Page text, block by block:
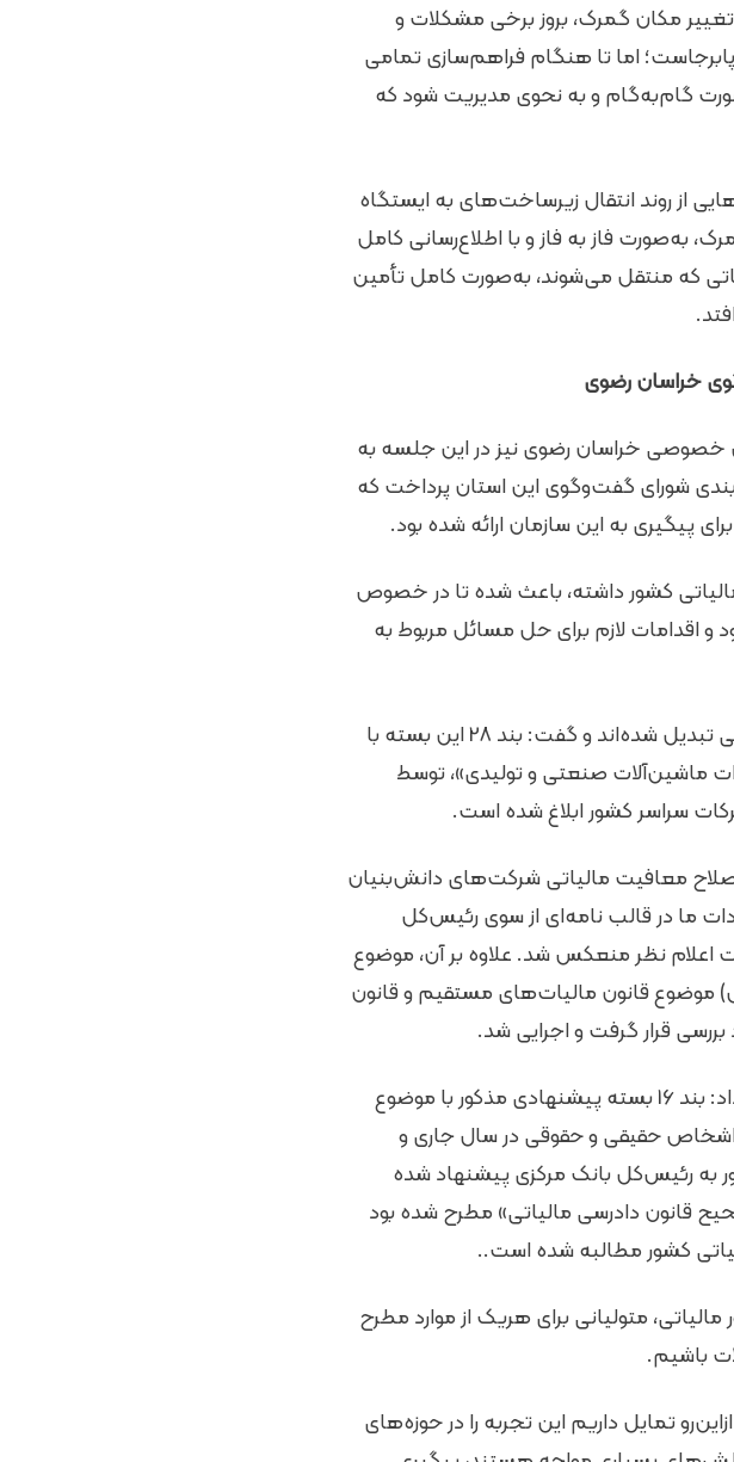
تغییر مکان گمرک، بروز برخی مشکلات و
اما تا هنگام فراهم‌سازی تمامی
گام‌به‌گام و به نحوی مدیریت شود که
از روند انتقال زیرساخت‌های به ایستگاه
به‌صورت فاز به فاز و با اطلاع‌رسانی کامل
که منتقل می‌شوند، به‌صورت کامل تأمین
خصوصی خراسان رضوی نیز در این جلسه به
روند پیگیری و عملیاتی شدن مفاد بسته پیشنهادی 29 بندی شورای گفت‌وگوی این استان پرداخت که
پیگیری به این سازمان ارائه شده بود.
کشور داشته، باعث شده تا در خصوص
شود و اقدامات لازم برای حل مسائل مربوط به
وی در ادامه به بیان مواردی اشاره کرد: از پیشنهاد به دستور اجرایی تبدیل شده‌اند و گفت: بند 28 این بسته با
ماشین‌آلات صنعتی و تولیدی»، توسط
سراسر کشور ابلاغ شده است.
معافیت مالیاتی شرکت‌های دانش‌بنیان
ما در قالب نامه‌ای از سوی رئیس‌کل
اعلام نظر منعکس شد. علاوه بر آن، موضوع
قانون مالیات‌های مستقیم و قانون
قرار گرفت و اجرایی شد.
رئیس دبیرخانه شورای گفت‌وگوی استان خراسان رضوی، ادامه داد: بند 16 بسته پیشنهادی مذکور با موضوع
مالیات مستقیم به اشخاص حقیقی و حقوقی در سال جاری و
به رئیس‌کل بانک مرکزی پیشنهاد شده
صحیح قانون دادرسی مالیاتی» مطرح شده بود
کشور مطالبه شده است..
متولیانی برای هریک از موارد مطرح
باشیم.
تمایل داریم این تجربه را در حوزه‌های